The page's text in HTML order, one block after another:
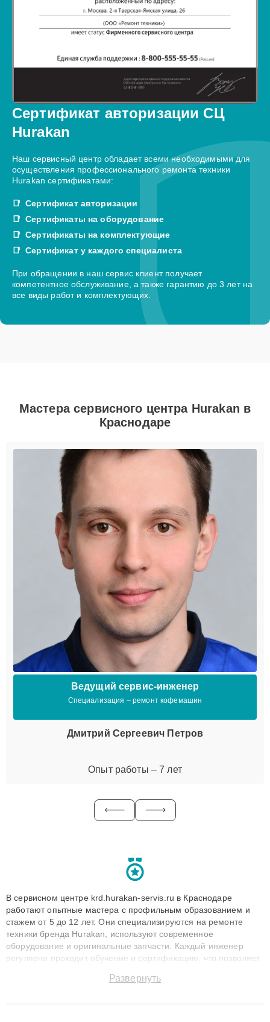
Сертификат авторизации СЦ
Hurakan
Наш сервисный центр обладает всеми необходимыми для
осуществления профессионального ремонта техники
Hurakan сертификатами:
Сертификат авторизации
Сертификаты на оборудование
Сертификаты на комплектующие
Сертификат у каждого специалиста
При обращении в наш сервис клиент получает
компетентное обслуживание, а также гарантию до 3 лет на
все виды работ и комплектующих.
Мастера сервисного центра Hurakan в
Краснодаре
Ведущий сервис-инженер
Специализация – ремонт кофемашин
Дмитрий Сергеевич Петров
Опыт работы – 7 лет
В сервисном центре krd.hurakan-servis.ru в Краснодаре
работают опытные мастера с профильным образованием и
стажем от 5 до 12 лет. Они специализируются на ремонте
техники бренда Hurakan, используют современное
оборудование и оригинальные запчасти. Каждый инженер
регулярно проходит обучение и сертификацию, что позволяет
технику с сохранением гарантии до 3 лет. Наши мастера
Развернуть